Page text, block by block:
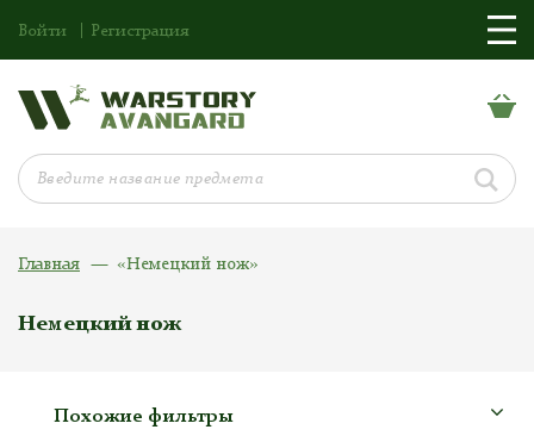
Войти Регистрация
Главная «Немецкий нож»
Немецкий нож
Похожие фильтры